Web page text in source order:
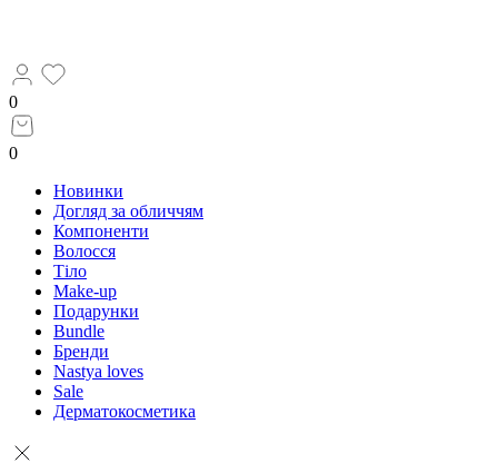
0
0
Новинки
Догляд за обличчям
Компоненти
Волосся
Тіло
Make-up
Подарунки
Bundle
Бренди
Nastya loves
Sale
Дерматокосметика